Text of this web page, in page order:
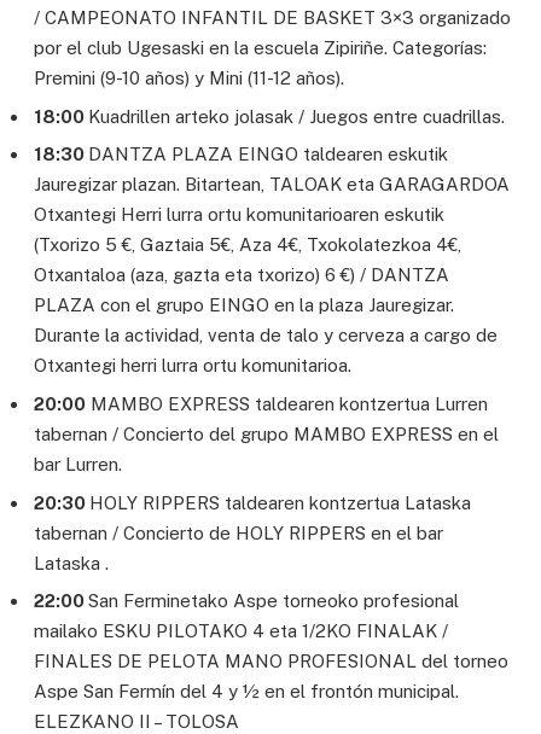
/ CAMPEONATO INFANTIL DE BASKET 3×3 organizado
por el club Ugesaski en la escuela Zipiriñe. Categorías:
Premini (9-10 años) y Mini (11-12 años).
18:00 Kuadrillen arteko jolasak / Juegos entre cuadrillas.
18:30 DANTZA PLAZA EINGO taldearen eskutik
Jauregizar plazan. Bitartean, TALOAK eta GARAGARDOA
Otxantegi Herri lurra ortu komunitarioaren eskutik
(Txorizo 5 €, Gaztaia 5€, Aza 4€, Txokolatezkoa 4€,
Otxantaloa (aza, gazta eta txorizo) 6 €) / DANTZA
PLAZA con el grupo EINGO en la plaza Jauregizar.
Durante la actividad, venta de talo y cerveza a cargo de
Otxantegi herri lurra ortu komunitarioa.
20:00 MAMBO EXPRESS taldearen kontzertua Lurren
tabernan / Concierto del grupo MAMBO EXPRESS en el
bar Lurren.
20:30 HOLY RIPPERS taldearen kontzertua Lataska
tabernan / Concierto de HOLY RIPPERS en el bar
Lataska .
22:00San Ferminetako Aspe torneoko profesional
mailako ESKU PILOTAKO 4 eta 1/2KO FINALAK /
FINALES DE PELOTA MANO PROFESIONAL del torneo
Aspe San Fermín del 4 y ½ en el frontón municipal.
ELEZKANO II – TOLOSA